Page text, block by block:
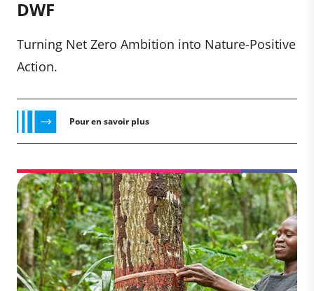
DWF
Turning Net Zero Ambition into Nature-Positive
Action.
Pour en savoir plus